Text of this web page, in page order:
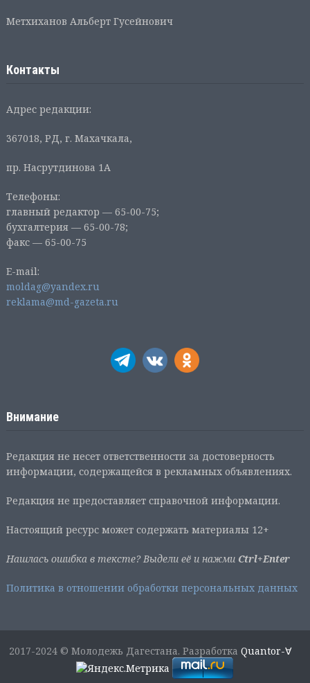
Метхиханов Альберт Гусейнович
Контакты
Адрес редакции:
367018, РД, г. Махачкала,
пр. Насрутдинова 1А
Телефоны:
главный редактор — 65-00-75;
бухгалтерия — 65-00-78;
факс — 65-00-75
E-mail:
moldag@yandex.ru
reklama@md-gazeta.ru
Внимание
Редакция не несет ответственности за достоверность
информации, содержащейся в рекламных объявлениях.
Редакция не предоставляет справочной информации.
Настоящий ресурс может содержать материалы 12+
Нашлась ошибка в тексте? Выдели её и нажми Ctrl+Enter
Политика в отношении обработки персональных данных
2017-2024 © Молодежь Дагестана. РазработкаQuantor-∀